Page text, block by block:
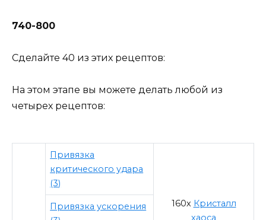
740-800
Сделайте 40 из этих рецептов:
На этом этапе вы можете делать любой из
четырех рецептов:
Привязка
критического удара
(3)
160х Кристалл
хаоса
Привязка ускорения